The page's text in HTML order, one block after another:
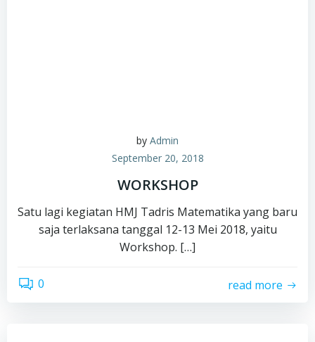
by Admin
September 20, 2018
WORKSHOP
Satu lagi kegiatan HMJ Tadris Matematika yang baru
saja terlaksana tanggal 12-13 Mei 2018, yaitu
Workshop. […]
0 read more